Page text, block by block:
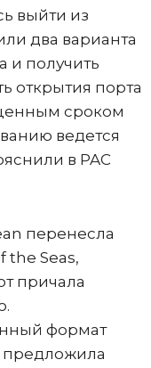
выйти из
два варианта
и получить
открытия порта
сроком
ведется
в PAC
перенесла
the Seas,
причала
формат
предложила